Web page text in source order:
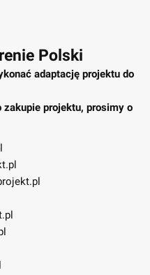
Polski
adaptację projektu do
zakupie projektu, prosimy o